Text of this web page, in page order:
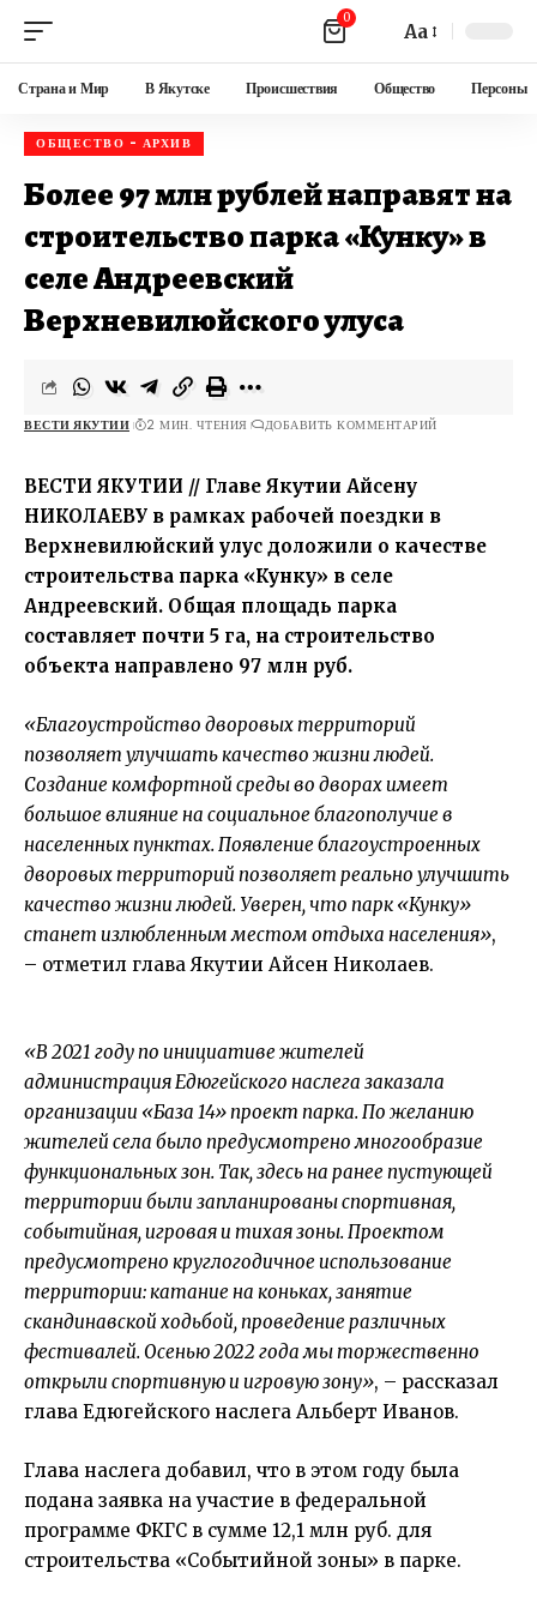
0
Aa
Страна и Мир В Якутске Происшествия Общество Персоны
ОБЩЕСТВО - АРХИВ
Более 97 млн рублей направят на
строительство парка «Кунку» в
селе Андреевский
Верхневилюйского улуса
ВЕСТИ ЯКУТИИ 2 МИН. ЧТЕНИЯ ДОБАВИТЬ КОММЕНТАРИЙ
ВЕСТИ ЯКУТИИ // Главе Якутии Айсену
НИКОЛАЕВУ в рамках рабочей поездки в
Верхневилюйский улус доложили о качестве
строительства парка «Кунку» в селе
Андреевский. Общая площадь парка
составляет почти 5 га, на строительство
объекта направлено 97 млн руб.
«Благоустройство дворовых территорий
позволяет улучшать качество жизни людей.
Создание комфортной среды во дворах имеет
большое влияние на социальное благополучие в
населенных пунктах. Появление благоустроенных
дворовых территорий позволяет реально улучшить
качество жизни людей. Уверен, что парк «Кунку»
станет излюбленным местом отдыха населения»,
– отметил глава Якутии Айсен Николаев.
«В 2021 году по инициативе жителей
администрация Едюгейского наслега заказала
организации «База 14» проект парка. По желанию
жителей села было предусмотрено многообразие
функциональных зон. Так, здесь на ранее пустующей
территории были запланированы спортивная,
событийная, игровая и тихая зоны. Проектом
предусмотрено круглогодичное использование
территории: катание на коньках, занятие
скандинавской ходьбой, проведение различных
фестивалей. Осенью 2022 года мы торжественно
открыли спортивную и игровую зону», – рассказал
глава Едюгейского наслега Альберт Иванов.
Глава наслега добавил, что в этом году была
подана заявка на участие в федеральной
программе ФКГС в сумме 12,1 млн руб. для
строительства «Событийной зоны» в парке.